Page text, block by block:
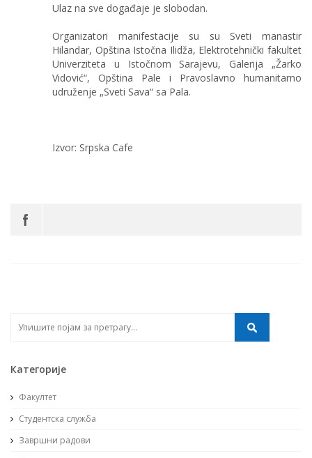
Ulaz na sve događaje je slobodan.
Organizatori manifestacije su su Sveti manastir
Hilandar, Opština Istočna Ilidža, Elektrotehnički fakultet
Univerziteta u Istočnom Sarajevu, Galerija „Žarko
Vidović“, Opština Pale i Pravoslavno humanitarno
udruženje „Sveti Sava“ sa Pala.
Izvor: Srpska Cafe
Категорије
Факултет
Студентска служба
Завршни радови